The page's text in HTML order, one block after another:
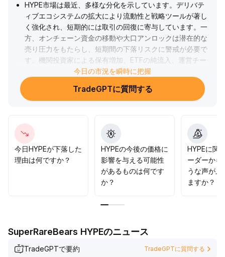
HYPE市場は最近、多様な分化を示しています。デリバテ
ィブエコシステムの拡大により流動性と戦略ツールが著し
く強化され、短期的には取引の回復に寄与しています。一
方、オンチェーン資金の移動や大口アンロックは潜在的な
売り圧力をもたらし、短期間の下落リスクに警戒が必要で
す。機関投資家による保有増加、ETFの純流入、運営チー
ムの安定的な保有は長期的な価値の裏付けとなっていま
す。テクニカル面では55ドルが重要なサポートラインで
す。これを守りつつ60～62ドルを突破できれば中期リバ
に注意を払い、リスクコントロールとともに柔軟なポジシ
ョン調整を推奨します。
今日の市況を瞬時に把握
TradeGPTに質問する
今日HYPEが下落した
理由は何ですか？
HYPEの今後の価格に
影響を与える可能性
があるものは何です
か？
HYPEに関
ーダーから
うな声が上
ますか？
SuperRareBears HYPEのニュース
TradeGPTで要約 TradeGPTに質問する